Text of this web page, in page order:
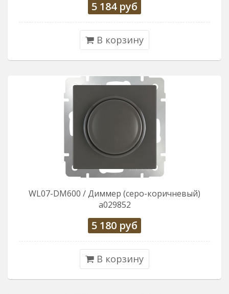
5 184руб
В корзину
WL07-DM600 / Диммер (серо-коричневый)
a029852
5 180 руб
В корзину